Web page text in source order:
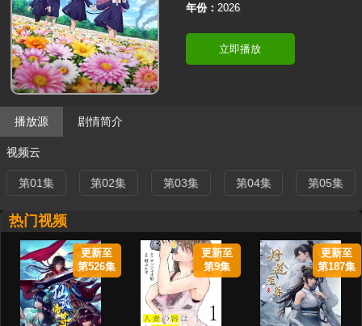
年份： 2026
立即播放
播放源 剧情简介
视频云
第01集 第02集 第03集 第04集 第05集
热门视频
更新至
第526集
更新至
第9集
更新至
第187集